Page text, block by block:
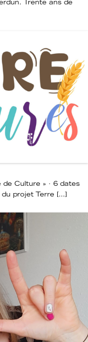
Trente ans de
de Culture » · 6 dates
du projet Terre […]